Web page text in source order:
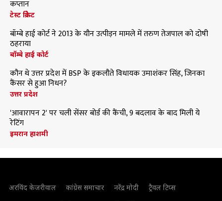
कप्तान
टेस्ट क्रिकेट
बॉम्बे हाई कोर्ट ने 2013 के यौन उत्पीड़न मामले में तरुण तेजपाल को दोषी
ठहराया
बॉम्बे हाई कोर्ट
कौन थे उत्तर प्रदेश में BSP के इकलौते विधायक उमाशंकर सिंह, जिनका
कैंसर से हुआ निधन?
उत्तर प्रदेश
'आवारापन 2' पर चली सेंसर बोर्ड की कैंची, 9 बदलाव के बाद मिली ये
रेटिंग
इमरान हाशमी
अरविंद केजरीवाल कांग्रेस समाचार नरेंद्र मोदी
ट्रैवल टिप्स